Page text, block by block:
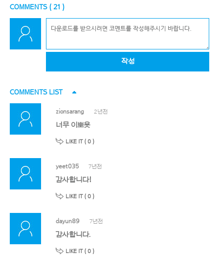
COMMENTS ( 21 )
작성
COMMENTS LIST
zionsarang 2년전
너무 이뽀욧
LIKE IT ( 0 )
yeet035 7년전
감사합니다!
LIKE IT ( 0 )
dayun89 7년전
감사합니다.
LIKE IT ( 0 )